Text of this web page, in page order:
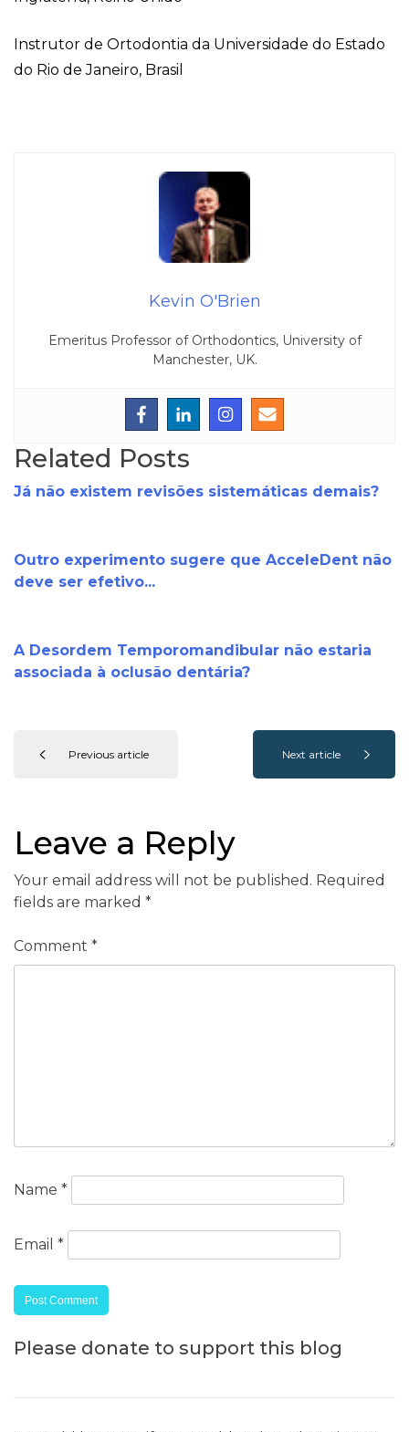
Instrutor de Ortodontia da Universidade do Estado
do Rio de Janeiro, Brasil
Kevin O'Brien
Emeritus Professor of Orthodontics, University of
Manchester, UK.
Related Posts
Já não existem revisões sistemáticas demais?
Outro experimento sugere que AcceleDent não
deve ser efetivo...
A Desordem Temporomandibular não estaria
associada à oclusão dentária?
Previous article Next article
Leave a Reply
Your email address will not be published. Required
fields are marked *
Comment *
Name *
Email *
Please donate to support this blog